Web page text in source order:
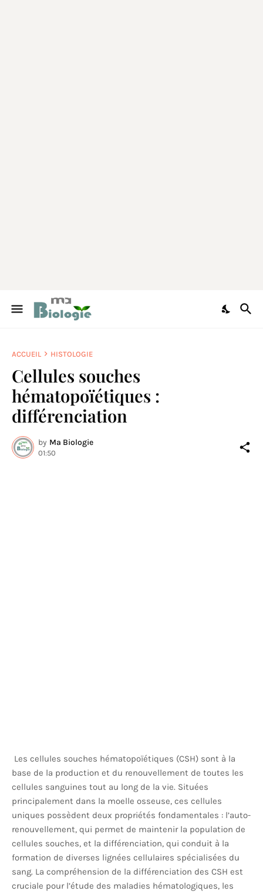
ACCUEIL HISTOLOGIE
Cellules souches
hématopoïétiques :
différenciation
by Ma Biologie
01:50
Les cellules souches hématopoïétiques (CSH) sont à la
base de la production et du renouvellement de toutes les
cellules sanguines tout au long de la vie. Situées
principalement dans la moelle osseuse, ces cellules
uniques possèdent deux propriétés fondamentales : l’auto-
renouvellement, qui permet de maintenir la population de
cellules souches, et la différenciation, qui conduit à la
formation de diverses lignées cellulaires spécialisées du
sang. La compréhension de la différenciation des CSH est
cruciale pour l’étude des maladies hématologiques, les